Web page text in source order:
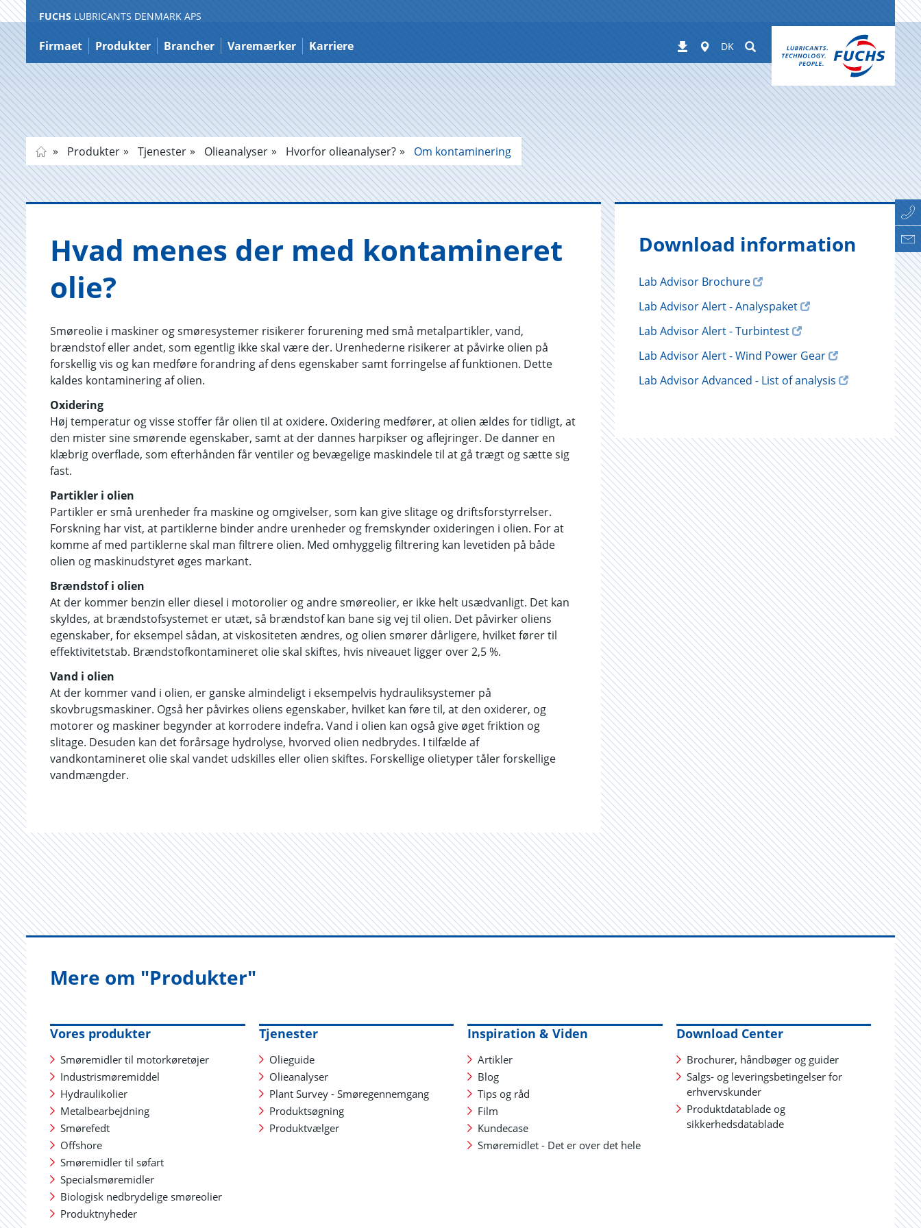
Gå
til
indhold
FUCHS LUBRICANTS DENMARK APS
Firmaet Produkter Brancher Varemærker Karriere Downloads
Worldwide
DK Suchen
Produkter Tjenester Olieanalyser Hvorfor olieanalyser? Om kontaminering
Hvad menes der med kon­ta­mi­ne­ret
olie?
Smøreolie i maskiner og smøresystemer risikerer forurening med små metalpartikler, vand,
brændstof eller andet, som egentlig ikke skal være der. Urenhederne risikerer at påvirke olien på
forskellig vis og kan medføre forandring af dens egenskaber samt forringelse af funktionen. Dette
kaldes kontaminering af olien.
Oxidering
Høj temperatur og visse stoffer får olien til at oxidere. Oxidering medfører, at olien ældes for tidligt, at
den mister sine smørende egenskaber, samt at der dannes harpikser og aflejringer. De danner en
klæbrig overflade, som efterhånden får ventiler og bevægelige maskindele til at gå trægt og sætte sig
fast.
Partikler i olien
Partikler er små urenheder fra maskine og omgivelser, som kan give slitage og driftsforstyrrelser.
Forskning har vist, at partiklerne binder andre urenheder og fremskynder oxideringen i olien. For at
komme af med partiklerne skal man filtrere olien. Med omhyggelig filtrering kan levetiden på både
olien og maskinudstyret øges markant.
Brændstof i olien
At der kommer benzin eller diesel i motorolier og andre smøreolier, er ikke helt usædvanligt. Det kan
skyldes, at brændstofsystemet er utæt, så brændstof kan bane sig vej til olien. Det påvirker oliens
egenskaber, for eksempel sådan, at viskositeten ændres, og olien smører dårligere, hvilket fører til
effektivitetstab. Brændstofkontamineret olie skal skiftes, hvis niveauet ligger over 2,5 %.
Vand i olien
At der kommer vand i olien, er ganske almindeligt i eksempelvis hydrauliksystemer på
skovbrugsmaskiner. Også her påvirkes oliens egenskaber, hvilket kan føre til, at den oxiderer, og
motorer og maskiner begynder at korrodere indefra. Vand i olien kan også give øget friktion og
slitage. Desuden kan det forårsage hydrolyse, hvorved olien nedbrydes. I tilfælde af
vandkontamineret olie skal vandet udskilles eller olien skiftes. Forskellige olietyper tåler forskellige
vandmængder.
Download information
Lab Advisor Brochure
Lab Advisor Alert - Analyspaket
Lab Advisor Alert - Turbintest
Lab Advisor Alert - Wind Power Gear
Lab Advisor Advanced - List of analysis
Mere om "Produkter"
Vores produkter
Smøremidler til motorkøretøjer
Industrismøremiddel
Hydraulikolier
Metalbearbejdning
Smørefedt
Offshore
Smøremidler til søfart
Specialsmøremidler
Biologisk nedbrydelige smøreolier
Produktnyheder
Tjenester
Olieguide
Olieanalyser
Plant Survey - Smøregennemgang
Produktsøgning
Produktvælger
Inspiration & Viden
Artikler
Blog
Tips og råd
Film
Kundecase
Smøremidlet - Det er over det hele
Download Center
Brochurer, håndbøger og guider
Salgs- og leveringsbetingelser for
erhvervskunder
Produktdatablade og
sikkerhedsdatablade